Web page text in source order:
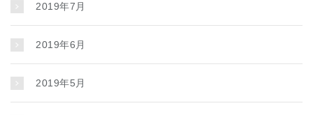
2019年7月
2019年6月
2019年5月